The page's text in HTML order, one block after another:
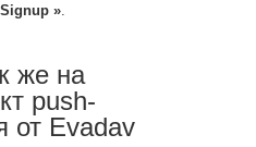
»
же на
push-
от Evadav